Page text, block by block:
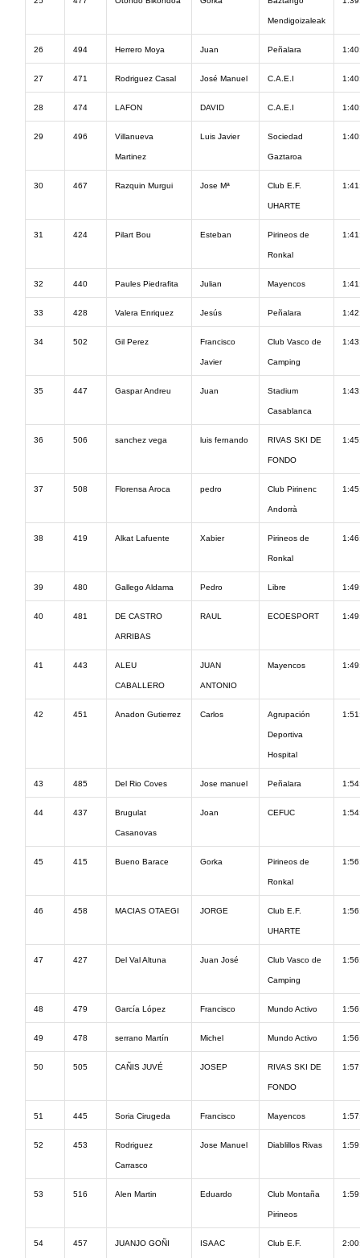
Mendigoizaleak
26 494 Herrero Moya Juan Peñalara
27 471 Rodriguez Casal José Manuel C.A.E.I
28 474 LAFON DAVID C.A.E.I
29 496 Villanueva
Martinez
Luis Javier Sociedad
Gaztaroa
30 467 Razquin Murgui Jose Mª Club E.F.
UHARTE
31 424 Pilart Bou Esteban Pirineos de
Ronkal
32 440 Paules Piedrafita Julian Mayencos
33 428 Valera Enriquez Jesús Peñalara
34 502 Gil Perez Francisco
Javier
Club Vasco de
Camping
35 447 Gaspar Andreu Juan Stadium
Casablanca
36 506 sanchez vega luis fernando RIVAS SKI DE
FONDO
37 508 Florensa Aroca pedro Club Pirinenc
Andorrà
38 419 Alkat Lafuente Xabier Pirineos de
Ronkal
39 480 Gallego Aldama Pedro Libre
40 481 DE CASTRO
ARRIBAS
RAUL ECOESPORT
41 443 ALEU
CABALLERO
JUAN
ANTONIO
Mayencos
42 451 Anadon Gutierrez Carlos Agrupación
Deportiva
Hospital
43 485 Del Rio Coves Jose manuel Peñalara
44 437 Brugulat
Casanovas
Joan CEFUC
45 415 Bueno Barace Gorka Pirineos de
Ronkal
46 458 MACIAS OTAEGI JORGE Club E.F.
UHARTE
47 427 Del Val Altuna Juan José Club Vasco de
Camping
48 479 García López Francisco Mundo Activo
49 478 serrano Martín Michel Mundo Activo
50 505 CAÑIS JUVÉ JOSEP RIVAS SKI DE
FONDO
51 445 Soria Cirugeda Francisco Mayencos
52 453 Rodriguez
Carrasco
Jose Manuel Diablillos Rivas
53 516 Alen Martin Eduardo Club Montaña
Pirineos
54 457 JUANJO GOÑI ISAAC Club E.F.